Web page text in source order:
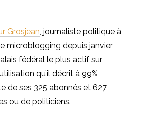
Grosjean, journaliste politique à
microblogging depuis janvier
fédéral le plus actif sur
qu’il décrit à 99%
de ses 325 abonnés et 627
ou de politiciens.